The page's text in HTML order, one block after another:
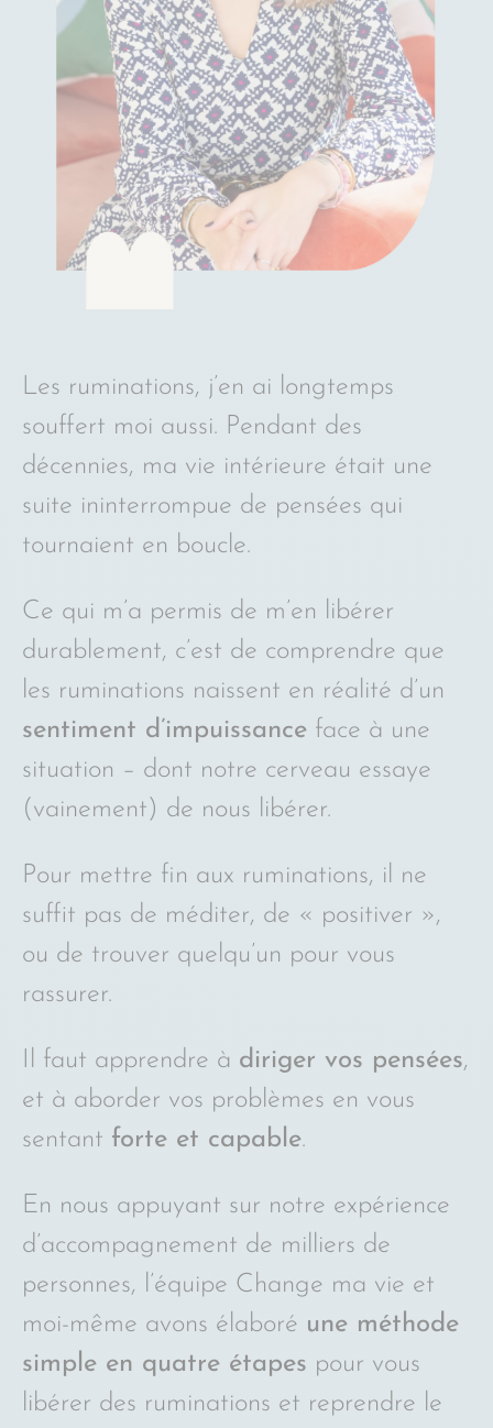
Les ruminations, j’en ai longtemps
souffert moi aussi. Pendant des
décennies, ma vie intérieure était une
suite ininterrompue de pensées qui
tournaient en boucle.
Ce qui m’a permis de m’en libérer
durablement, c’est de comprendre que
les ruminations naissent en réalité d’un
sentiment d’impuissance face à une
situation – dont notre cerveau essaye
(vainement) de nous libérer.
Pour mettre fin aux ruminations, il ne
suffit pas de méditer, de « positiver »,
ou de trouver quelqu’un pour vous
rassurer.
Il faut apprendre à diriger vos pensées,
et à aborder vos problèmes en vous
sentant forte et capable.
En nous appuyant sur notre expérience
d’accompagnement de milliers de
personnes, l’équipe Change ma vie et
moi-même avons élaboré une méthode
simple en quatre étapes pour vous
libérer des ruminations et reprendre le